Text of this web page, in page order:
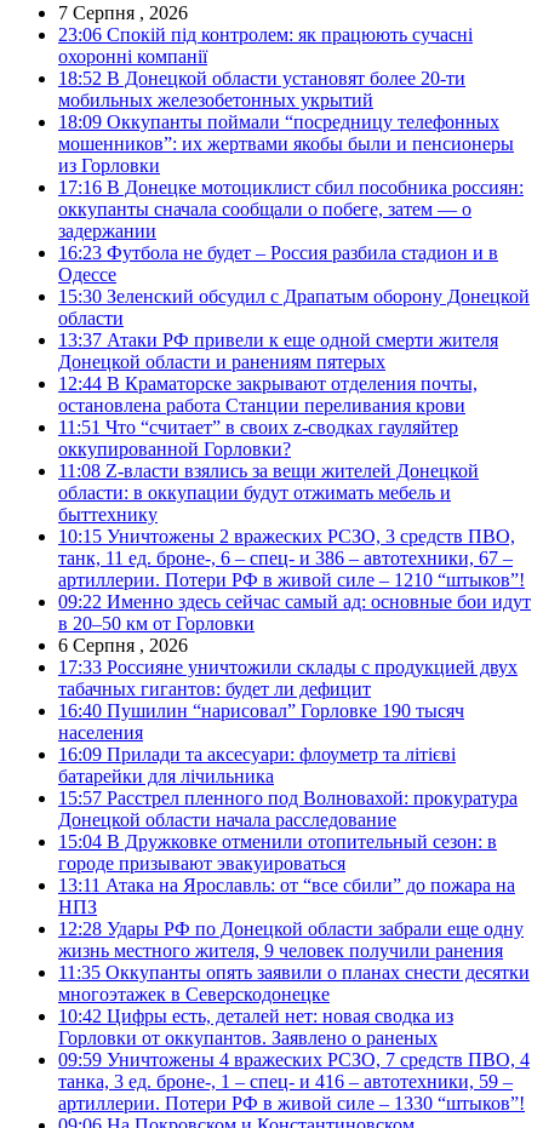
7 Серпня , 2026
23:06 Спокій під контролем: як працюють сучасні
охоронні компанії
18:52 В Донецкой области установят более 20-ти
мобильных железобетонных укрытий
18:09 Оккупанты поймали “посредницу телефонных
мошенников”: их жертвами якобы были и пенсионеры
из Горловки
17:16 В Донецке мотоциклист сбил пособника россиян:
оккупанты сначала сообщали о побеге, затем — о
задержании
16:23 Футбола не будет – Россия разбила стадион и в
Одессе
15:30 Зеленский обсудил с Драпатым оборону Донецкой
области
13:37 Атаки РФ привели к еще одной смерти жителя
Донецкой области и ранениям пятерых
12:44 В Краматорске закрывают отделения почты,
остановлена работа Станции переливания крови
11:51 Что “считает” в своих z-сводках гауляйтер
оккупированной Горловки?
11:08 Z-власти взялись за вещи жителей Донецкой
области: в оккупации будут отжимать мебель и
быттехнику
10:15 Уничтожены 2 вражеских РСЗО, 3 средств ПВО,
танк, 11 ед. броне-, 6 – спец- и 386 – автотехники, 67 –
артиллерии. Потери РФ в живой силе – 1210 “штыков”!
09:22 Именно здесь сейчас самый ад: основные бои идут
в 20–50 км от Горловки
6 Серпня , 2026
17:33 Россияне уничтожили склады с продукцией двух
табачных гигантов: будет ли дефицит
16:40 Пушилин “нарисовал” Горловке 190 тысяч
населения
16:09 Прилади та аксесуари: флоуметр та літієві
батарейки для лічильника
15:57 Расстрел пленного под Волновахой: прокуратура
Донецкой области начала расследование
15:04 В Дружковке отменили отопительный сезон: в
городе призывают эвакуироваться
13:11 Атака на Ярославль: от “все сбили” до пожара на
НПЗ
12:28 Удары РФ по Донецкой области забрали еще одну
жизнь местного жителя, 9 человек получили ранения
11:35 Оккупанты опять заявили о планах снести десятки
многоэтажек в Северскодонецке
10:42 Цифры есть, деталей нет: новая сводка из
Горловки от оккупантов. Заявлено о раненых
09:59 Уничтожены 4 вражеских РСЗО, 7 средств ПВО, 4
танка, 3 ед. броне-, 1 – спец- и 416 – автотехники, 59 –
артиллерии. Потери РФ в живой силе – 1330 “штыков”!